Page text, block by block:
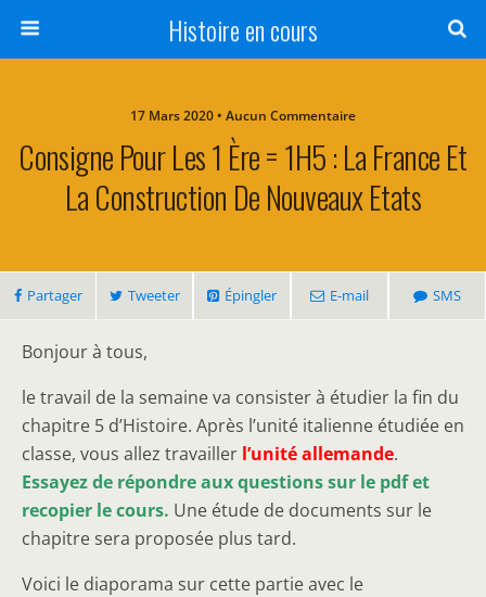
Histoire en cours
17 Mars 2020 • Aucun Commentaire
Consigne Pour Les 1 Ère = 1H5 : La France Et
La Construction De Nouveaux Etats
Partager Tweeter Épingler E-mail SMS
Bonjour à tous,
le travail de la semaine va consister à étudier la fin du
chapitre 5 d’Histoire. Après l’unité italienne étudiée en
classe, vous allez travailler l’unité allemande.
Essayez de répondre aux questions sur le pdf et
recopier le cours. Une étude de documents sur le
chapitre sera proposée plus tard.
Voici le diaporama sur cette partie avec le